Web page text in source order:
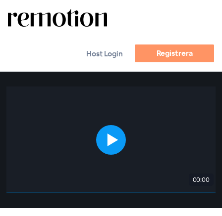
Host Login Registrera
00:00